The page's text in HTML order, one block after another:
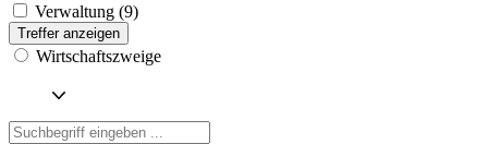
Verwaltung (9)
Treffer anzeigen
Wirtschaftszweige